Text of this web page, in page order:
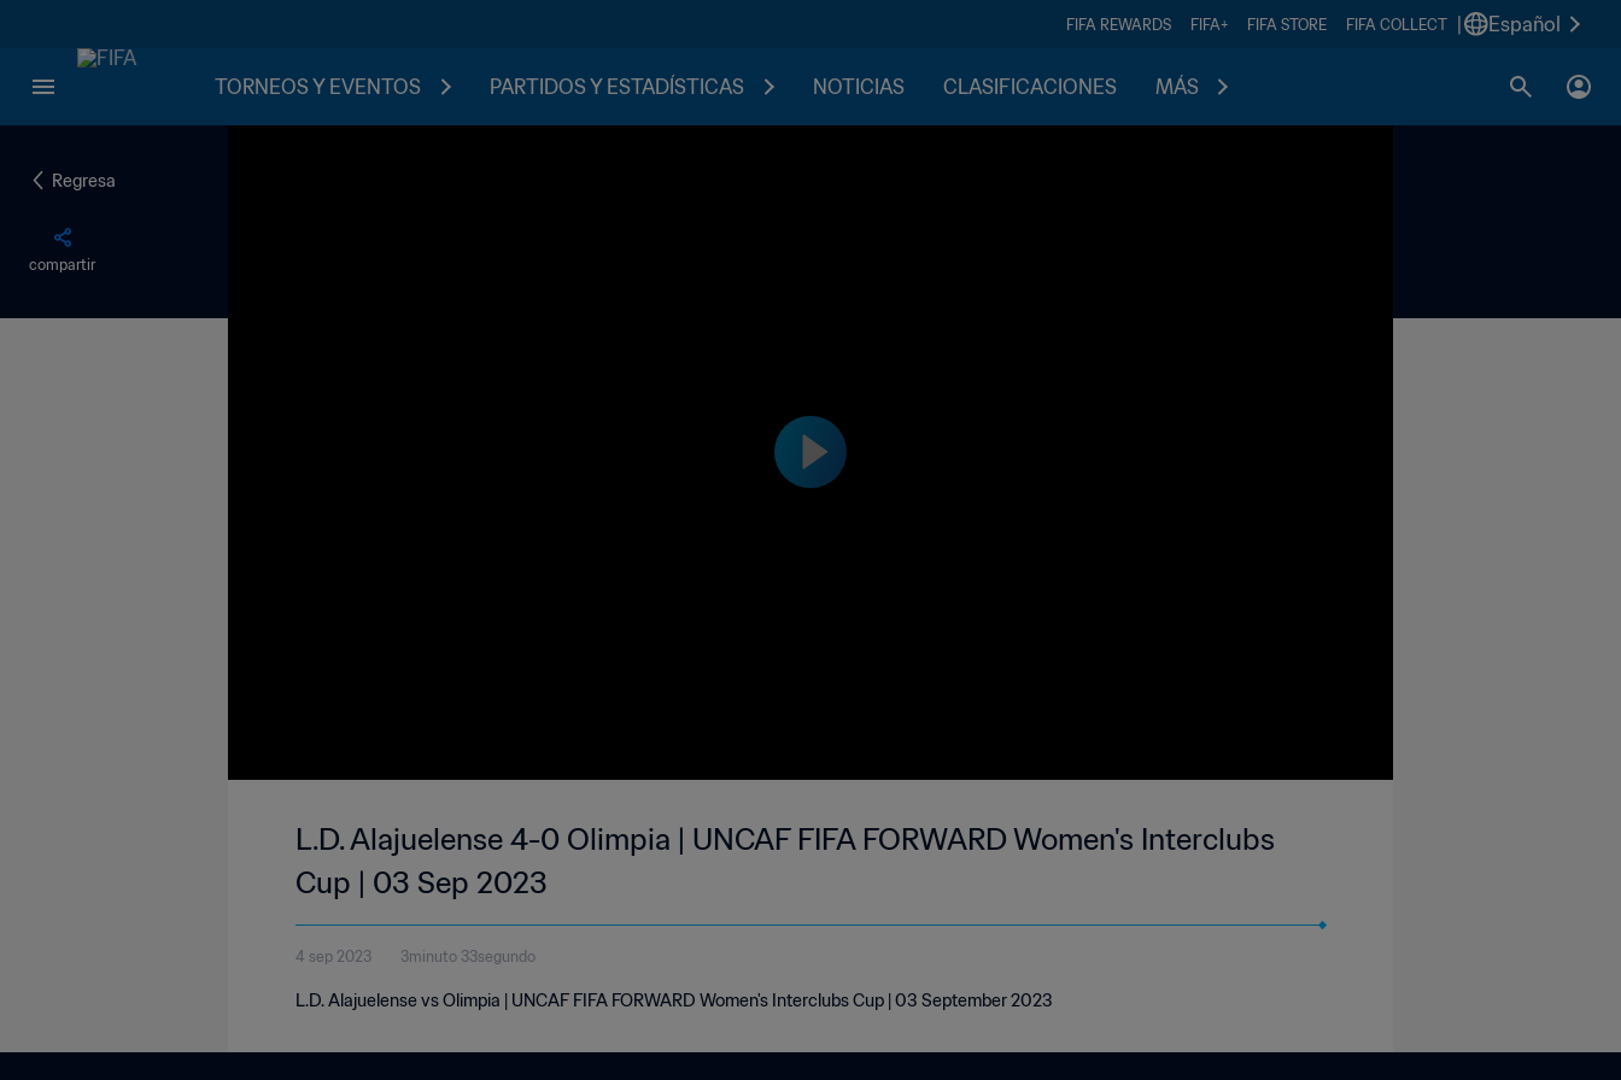
FIFA REWARDS FIFA+ FIFA STORE FIFA COLLECT Español
TORNEOS Y EVENTOS PARTIDOS Y ESTADÍSTICAS NOTICIAS CLASIFICACIONES MÁS
Regresa
compartir
L.D. Alajuelense 4-0 Olimpia | UNCAF FIFA FORWARD Women's Interclubs
Cup | 03 Sep 2023
4 sep 2023 3minuto 33segundo
L.D. Alajuelense vs Olimpia | UNCAF FIFA FORWARD Women's Interclubs Cup | 03 September 2023